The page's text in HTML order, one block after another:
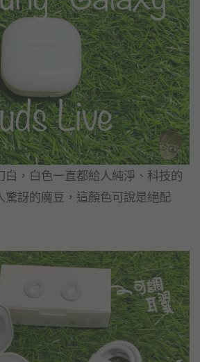
，白色一直都給人純淨、科技的
驚訝的魔豆，這顏色可說是絕配